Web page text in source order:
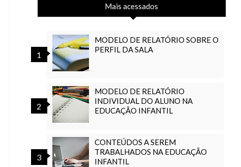
Mais acessados
MODELO DE RELATÓRIO SOBRE O
PERFIL DA SALA
MODELO DE RELATÓRIO
INDIVIDUAL DO ALUNO NA
EDUCAÇÃO INFANTIL
CONTEÚDOS A SEREM
TRABALHADOS NA EDUCAÇÃO
INFANTIL